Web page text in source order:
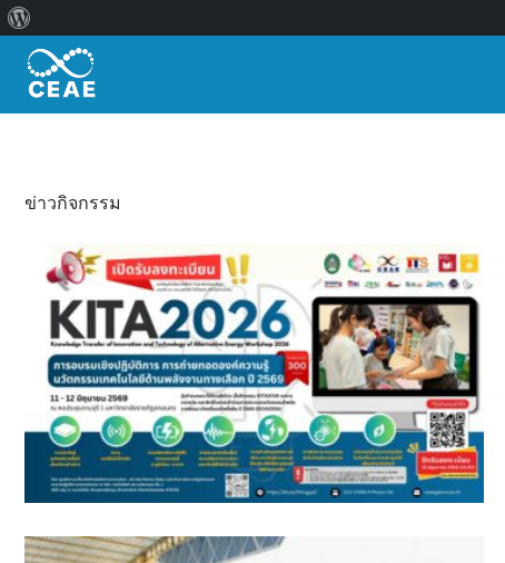
content
ข่าวกิจกรรม
กับ
เวิร์ด